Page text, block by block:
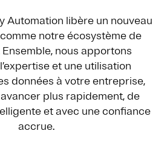
Automation libère un nouveau
notre écosystème de
nous apportons
et une utilisation
données à votre entreprise,
plus rapidement, de
et avec une confiance
accrue.